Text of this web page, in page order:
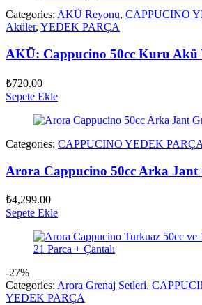
Categories: AKÜ Reyonu, CAPPUCINO
Aküler, YEDEK PARÇA
AKÜ: Cappucino 50cc Kuru Akü
₺720.00
Sepete Ekle
Categories: CAPPUCINO YEDEK PARÇA
Arora Cappucino 50cc Arka Jant
₺4,299.00
Sepete Ekle
-27%
Categories: Arora Grenaj Setleri,
YEDEK PARÇA